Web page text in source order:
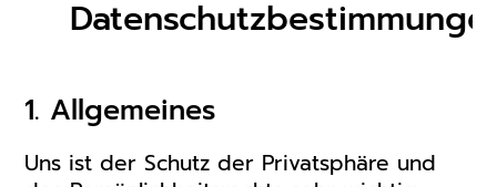
1. Allgemeines
Uns ist der Schutz der Privatsphäre und